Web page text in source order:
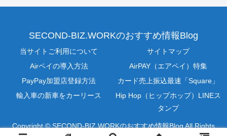
SECOND-BIZ.WORKのおすすめ情報Blog
当サイトご利用について
サイトマップ
Airペイの導入方法
AirPAY（エアペイ）特集
PayPay加盟店登録方法
カード売上振込最速「Square」
輸入車の新車をカーリース
Hip Hop（ヒップホップ）LINEス
タンプ
Copyright © SECOND-BIZ.WORKのおすすめ情報Blog All Rights